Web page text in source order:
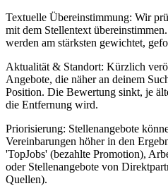
Textuelle Übereinstimmung: Wir
mit dem Stellentext
werden am stärksten gewichtet,
Aktualität & Standort: Kürzlich
Angebote, die näher an deinem
Position. Die Bewertung sinkt, je
die Entfernung wird.
Priorisierung: Stellenangebote
Vereinbarungen höher in den
'TopJobs' (bezahlte Promotion),
oder Stellenangebote von
Quellen).